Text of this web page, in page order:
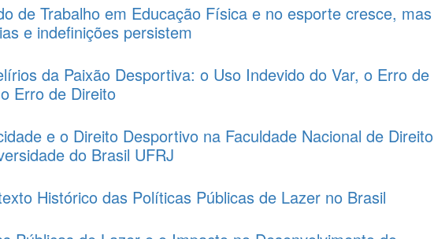
de Trabalho em Educação Física e no esporte cresce, mas
e indefinições persistem
da Paixão Desportiva: o Uso Indevido do Var, o Erro de
Erro de Direito
e o Direito Desportivo na Faculdade Nacional de Direito
do Brasil UFRJ
Histórico das Políticas Públicas de Lazer no Brasil